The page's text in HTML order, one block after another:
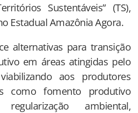
Sustentáveis” (TS),
Estadual Amazônia Agora.
alternativas para transição
em áreas atingidas pelo
aos produtores
como fomento produtivo
ambiental,